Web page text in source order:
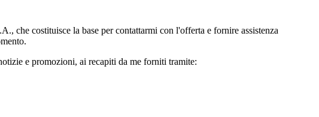
costituisce la base per contattarmi con l'offerta e fornire assistenza
e promozioni, ai recapiti da me forniti tramite: